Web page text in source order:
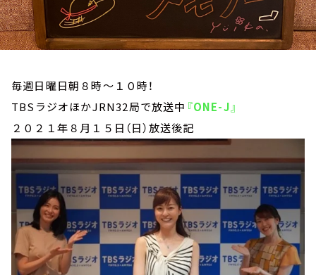
毎週日曜日朝８時～１０時！
TBSラジオほかJRN32局で放送中 『ONE-J』
２０２１年８月１５日（日）放送後記